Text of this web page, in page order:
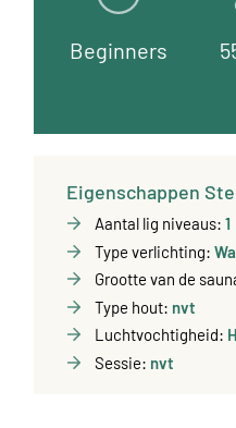
Beginners
Eigenschappen
Aantal lig niveaus: 1
Type verlichting:
Grootte van de
Type hout: nvt
Luchtvochtigheid:
Sessie: nvt